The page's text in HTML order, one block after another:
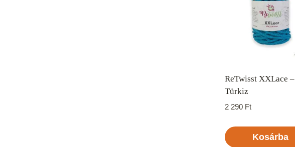
ReTwisst XXLace –
Türkiz
2 290 Ft
Kosárba